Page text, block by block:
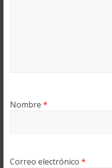
Nombre *
Correo electrónico *